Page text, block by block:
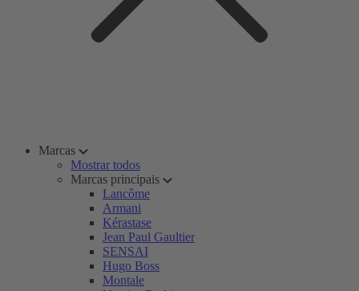
Marcas
Mostrar todos
Marcas principais
Lancôme
Armani
Kérastase
Jean Paul Gaultier
SENSAI
Hugo Boss
Montale